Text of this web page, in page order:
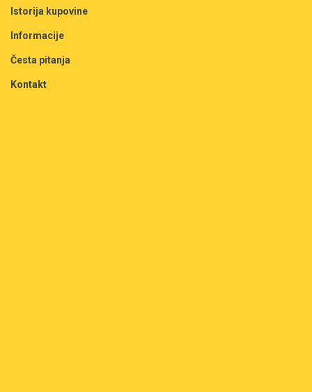
Istorija kupovine
Informacije
Česta pitanja
Kontakt